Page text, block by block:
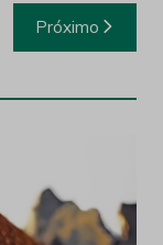
Próximo